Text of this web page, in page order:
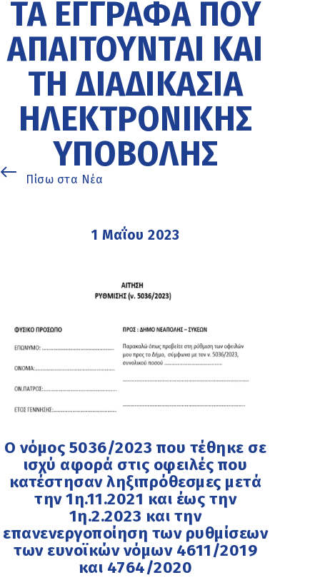
ΤΑ ΈΓΓΡΑΦΑ ΠΟΥ
ΑΠΑΙΤΟΎΝΤΑΙ ΚΑΙ
ΤΗ ΔΙΑΔΙΚΑΣΊΑ
ΗΛΕΚΤΡΟΝΙΚΉΣ
ΥΠΟΒΟΛΉΣ
Πίσω στα Νέα
1 Μαΐου 2023
Ο νόμος 5036/2023 που τέθηκε σε
ισχύ αφορά στις οφειλές που
κατέστησαν ληξιπρόθεσμες μετά
την 1η.11.2021 και έως την
1η.2.2023 και την
επανενεργοποίηση των ρυθμίσεων
των ευνοϊκών νόμων 4611/2019
και 4764/2020